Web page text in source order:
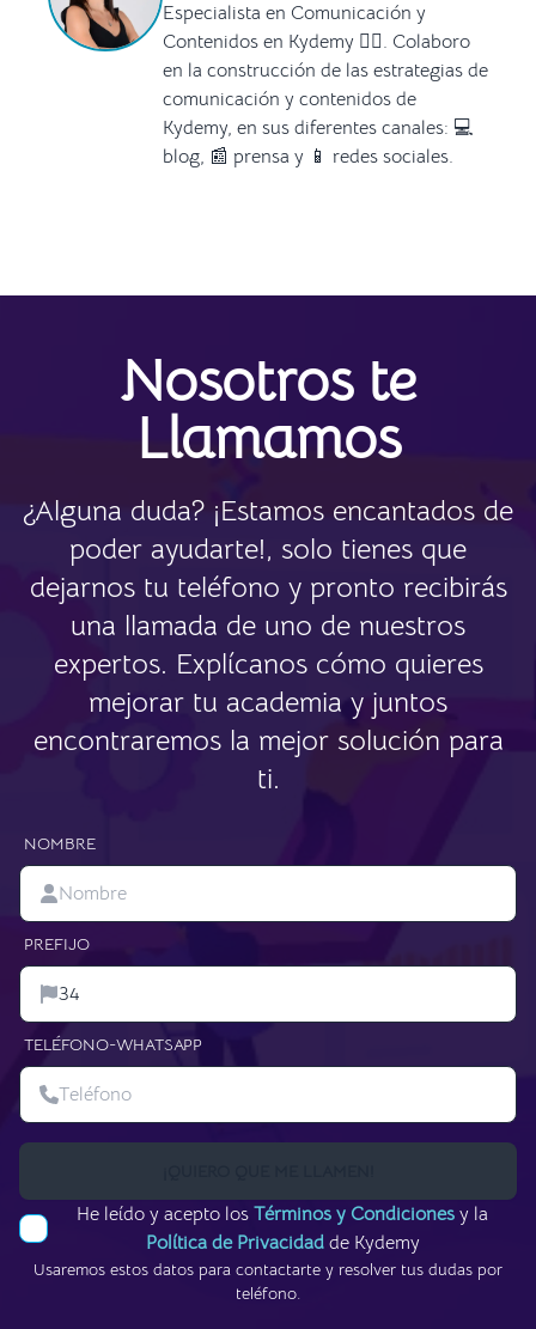
Especialista en Comunicación y
Contenidos en Kydemy ✍🏻. Colaboro
en la construcción de las estrategias de
comunicación y contenidos de
Kydemy, en sus diferentes canales: 💻
blog, 📰 prensa y 📱 redes sociales.
Nosotros te
Llamamos
¿Alguna duda? ¡Estamos encantados de
poder ayudarte!, solo tienes que
dejarnos tu teléfono y pronto recibirás
una llamada de uno de nuestros
expertos. Explícanos cómo quieres
mejorar tu academia y juntos
encontraremos la mejor solución para
ti.
NOMBRE
PREFIJO
TELÉFONO-WHATSAPP
He leído y acepto los Términos y Condiciones y la
Política de Privacidadde Kydemy
Usaremos estos datos para contactarte y resolver tus dudas por
teléfono.